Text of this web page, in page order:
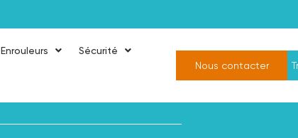
Enrouleurs Sécurité
Nous contacter